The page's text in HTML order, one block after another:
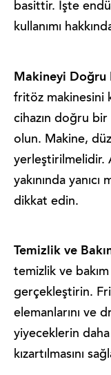
basittir. İşte
kullanımı
Makineyi Doğru
fritöz makinesini
cihazın doğru
olun. Makine,
yerleştirilmelidir.
yakınında
dikkat edin.
Temizlik ve
temizlik ve
gerçekleştirin.
elemanlarını ve
yiyeceklerin
kızartılmasını